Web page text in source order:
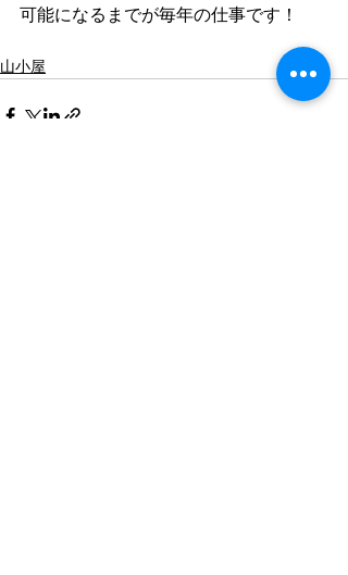
可能になるまでが毎年の仕事です！
山小屋